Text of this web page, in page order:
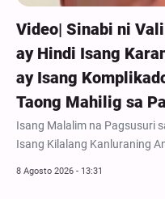
Video| Sinabi ni
ay Hindi Isang
ay Isang
Taong Mahilig sa
Isang Malalim na Pagsusuri
Isang Kilalang Kanluraning
8 Agosto 2026 - 13:31